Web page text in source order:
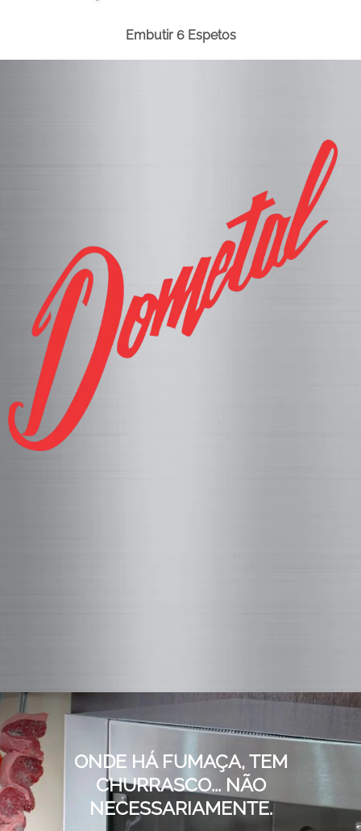
Embutir 6 Espetos
ONDE HÁ FUMAÇA, TEM
CHURRASCO... NÃO
NECESSARIAMENTE.